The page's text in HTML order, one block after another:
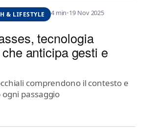
& LIFESTYLE 4 min•19 Nov 2025
tecnologia
anticipa gesti e
comprendono il contesto e
passaggio